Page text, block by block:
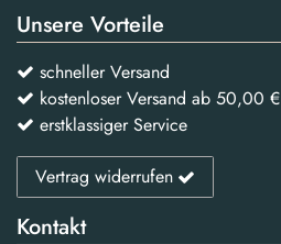
Unsere Vorteile
schneller Versand
kostenloser Versand ab 50,00 €
erstklassiger Service
Vertrag widerrufen
Kontakt